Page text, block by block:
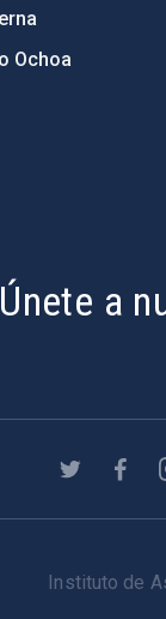
Ochoa
Únete a
Instituto de